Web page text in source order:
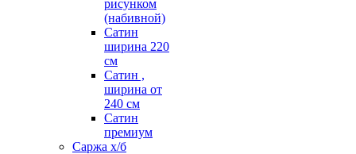
рисунком
(набивной)
Сатин
ширина 220
см
Сатин ,
ширина от
240 см
Сатин
премиум
Саржа х/б